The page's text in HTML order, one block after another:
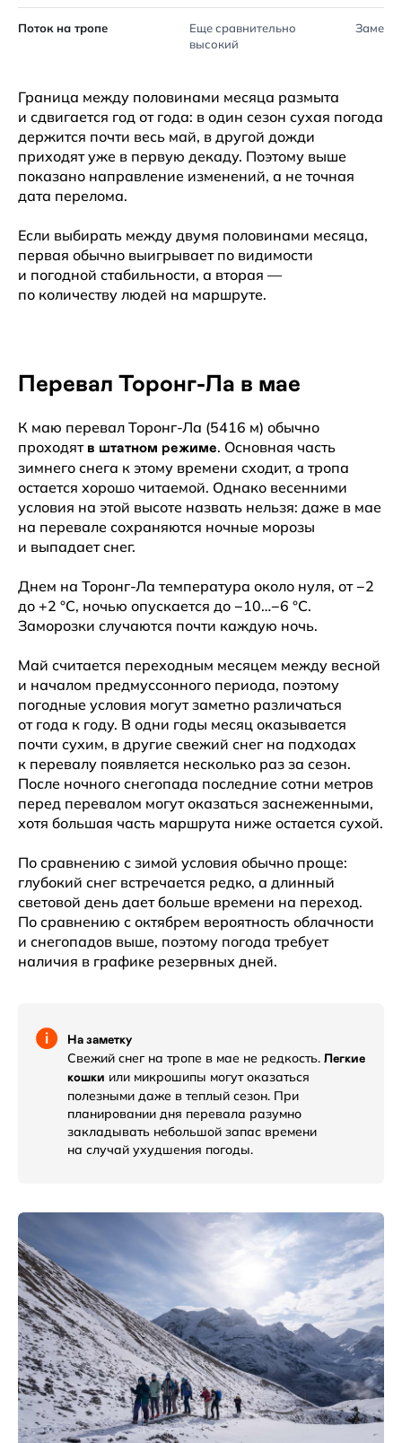
Поток на тропе
Еще сравнительно
высокий
Граница между половинами месяца размыта
и сдвигается год от года: в один сезон сухая погода
держится почти весь май, в другой дожди
приходят уже в первую декаду. Поэтому выше
показано направление изменений, а не точная
дата перелома.
Если выбирать между двумя половинами месяца,
первая обычно выигрывает по видимости
и погодной стабильности, а вторая —
по количеству людей на маршруте.
Перевал Торонг-Ла в мае
К маю перевал Торонг-Ла (5416 м) обычно
проходят в штатном режиме. Основная часть
зимнего снега к этому времени сходит, а тропа
остается хорошо читаемой. Однако весенними
условия на этой высоте назвать нельзя: даже в мае
на перевале сохраняются ночные морозы
и выпадает снег.
Днем на Торонг-Ла температура около нуля, от −2
до +2 °C, ночью опускается до −10…−6 °C.
Заморозки случаются почти каждую ночь.
Май считается переходным месяцем между весной
и началом предмуссонного периода, поэтому
погодные условия могут заметно различаться
от года к году. В одни годы месяц оказывается
почти сухим, в другие свежий снег на подходах
к перевалу появляется несколько раз за сезон.
После ночного снегопада последние сотни метров
перед перевалом могут оказаться заснеженными,
хотя большая часть маршрута ниже остается сухой.
По сравнению с зимой условия обычно проще:
глубокий снег встречается редко, а длинный
световой день дает больше времени на переход.
По сравнению с октябрем вероятность облачности
и снегопадов выше, поэтому погода требует
наличия в графике резервных дней.
На заметку
Свежий снег на тропе в мае не редкость. Легкие
кошки или микрошипы могут оказаться
полезными даже в теплый сезон. При
планировании дня перевала разумно
закладывать небольшой запас времени
на случай ухудшения погоды.